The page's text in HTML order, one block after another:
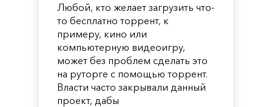
Любой, кто желает загрузить что-
то бесплатно торрент, к
примеру, кино или
компьютерную видеоигру,
может без проблем сделать это
на руторге с помощью торрент.
Власти часто закрывали данный
проект, дабы